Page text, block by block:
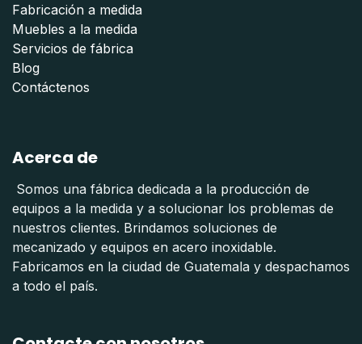
Fabricación a medida
Muebles a la medida
Servicios de fábrica
Blog
Contáctenos
Acerca de
Somos una fábrica dedicada a la producción de
equipos a la medida y a solucionar los problemas de
nuestros clientes. Brindamos soluciones de
mecanizado y equipos en acero inoxidable.
Fabricamos en la ciudad de Guatemala y despachamos
a todo el país.